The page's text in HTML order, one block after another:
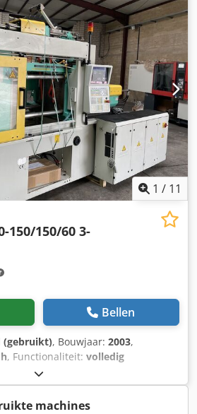
1 / 11
150/150/60 3-
Bellen
(gebruikt), Bouwjaar: 2003,
, Functionaliteit: volledig
voertuignummer:
/ handleiding, Vanaf 01-07-2025
fiscaal worden
machines